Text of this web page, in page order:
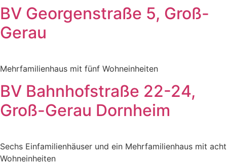
BV Georgenstraße 5, Groß-
Gerau
Mehrfamilienhaus mit fünf Wohneinheiten
BV Bahnhofstraße 22-24,
Groß-Gerau Dornheim
Sechs Einfamilienhäuser und ein Mehrfamilienhaus mit acht
Wohneinheiten